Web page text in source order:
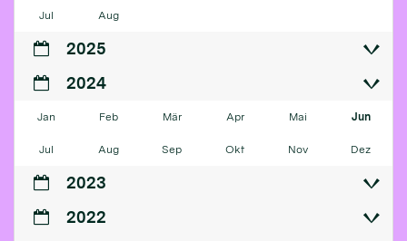
Jul Aug
2025
2024
Jan Feb Mär Apr Mai Jun
Jul Aug Sep Okt Nov Dez
2023
2022